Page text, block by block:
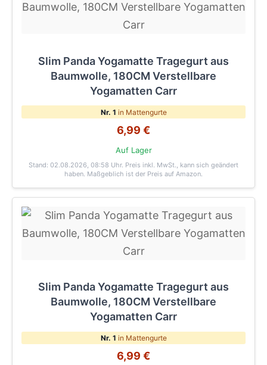
Slim Panda Yogamatte Tragegurt aus
Baumwolle, 180CM Verstellbare
Yogamatten Carr
Nr. 1 in Mattengurte
6,99 €
Auf Lager
Stand: 02.08.2026, 08:58 Uhr. Preis inkl. MwSt., kann sich geändert
haben. Maßgeblich ist der Preis auf Amazon.
Slim Panda Yogamatte Tragegurt aus
Baumwolle, 180CM Verstellbare
Yogamatten Carr
Nr. 1 in Mattengurte
6,99 €